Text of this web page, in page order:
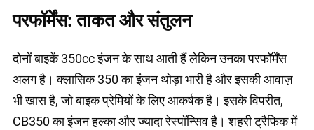
परफॉर्मेंस: ताकत और संतुलन
दोनों बाइकें 350cc इंजन के साथ आती हैं लेकिन उनका परफॉर्मेंस
अलग है। क्लासिक 350 का इंजन थोड़ा भारी है और इसकी आवाज़
भी खास है, जो बाइक प्रेमियों के लिए आकर्षक है। इसके विपरीत,
CB350 का इंजन हल्का और ज्यादा रेस्पॉन्सिव है। शहरी ट्रैफिक में